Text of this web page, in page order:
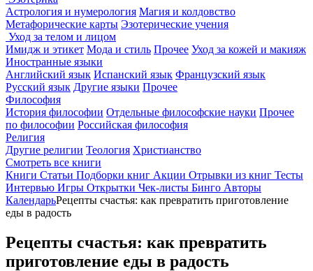
Астрология и нумерология Магия и колдовство
Метафорические карты Эзотерические учения
Уход за телом и лицом
Имидж и этикет Мода и стиль Прочее Уход за кожей и макияж
Иностранные языки
Английский язык Испанский язык Французский язык
Русский язык Другие языки Прочее
Философия
История философии Отдельные философские науки Прочее
по философии Российская философия
Религия
Другие религии Теология Христианство
Смотреть все книги
Книги Статьи Подборки книг Акции Отрывки из книг Тесты
Интервью Игры Открытки Чек-листы Бинго Авторы
КалендарьРецепты счастья: как превратить приготовление
еды в радость
Рецепты счастья: как превратить
приготовление еды в радость